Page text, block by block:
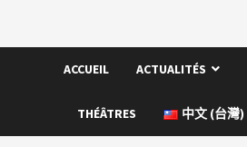
ACCUEIL ACTUALITÉS
THÉÂTRES 中文 (台灣)